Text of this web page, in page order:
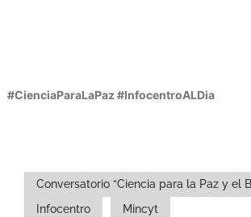
#CienciaParaLaPaz #InfocentroALDia
Conversatorio “Ciencia para la Paz y el
Infocentro
Mincyt